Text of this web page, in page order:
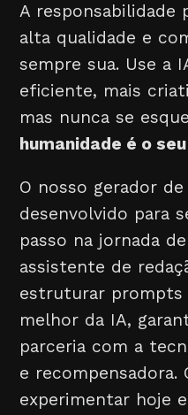
A responsabilidade
alta qualidade e
sempre sua. Use a
eficiente, mais
mas nunca se
humanidade é o
O nosso gerador
desenvolvido para
passo na jornada
assistente de
estruturar prompts
melhor da IA,
parceria com a
e recompensadora.
experimentar hoje